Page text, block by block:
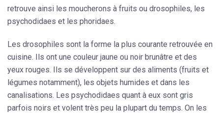
retrouve ainsi les moucherons à fruits ou drosophiles, les
psychodidaes et les phoridaes.
Les drosophiles sont la forme la plus courante retrouvée en
cuisine. Ils ont une couleur jaune ou noir brunâtre et des
yeux rouges. Ils se développent sur des aliments (fruits et
légumes notamment), les objets humides et dans les
canalisations. Les psychodidaes quant à eux sont gris
parfois noirs et volent très peu la plupart du temps. On les